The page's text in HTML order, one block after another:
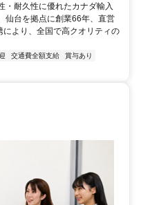
・耐久性に優れたカナダ輸入
仙台を拠点に創業66年、直営
より、全国で高クオリティの
交通費全額支給
賞与あり